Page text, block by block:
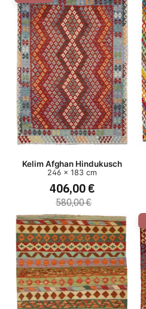
Stil
Preis
Kelim Afghan Hindukusch
246 x 183 cm
406,00 €
580,00 €